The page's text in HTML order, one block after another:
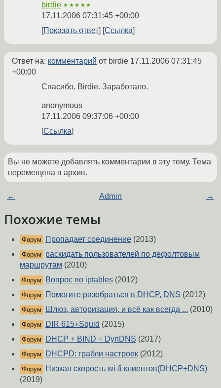
birdie ★★★★★
17.11.2006 07:31:45 +00:00
Показать ответ
Ссылка
Ответ на: комментарий от birdie 17.11.2006 07:31:45
+00:00
Спасибо, Birdie. Заработало.
anonymous
17.11.2006 09:37:06 +00:00
Ссылка
Вы не можете добавлять комментарии в эту тему. Тема
перемещена в архив.
← Admin →
Похожие темы
Форум Пропадает соединение (2013)
Форум
раскидать пользователей по дефолтовым
маршрутам (2010)
Форум Вопрос по iptables (2012)
Форум Помогите разобраться в DHCP, DNS (2012)
Форум Шлюз, авторизация, и всё как всегда ... (2010)
Форум DIR 615+Squid (2015)
Форум DHCP + BIND = DynDNS (2017)
Форум DHCPD: грабли настроек (2012)
Форум
Низкая скорость wi-fi клиентов(DHCP+DNS)
(2019)